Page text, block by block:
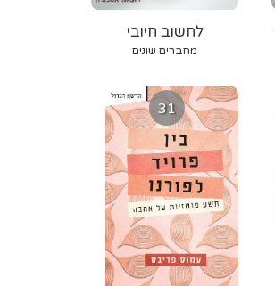
לחשוב חיובי
מחברים שונים
31